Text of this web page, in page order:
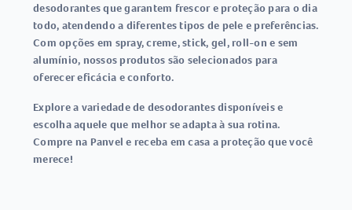
desodorantes que garantem frescor e proteção para o dia
todo, atendendo a diferentes tipos de pele e preferências.
Com opções em spray, creme, stick, gel, roll-on e sem
alumínio, nossos produtos são selecionados para
oferecer eficácia e conforto.
Explore a variedade de desodorantes disponíveis e
escolha aquele que melhor se adapta à sua rotina.
Compre na Panvel e receba em casa a proteção que você
merece!